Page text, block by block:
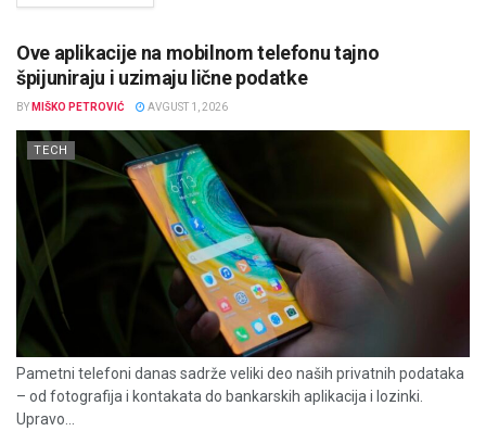
Ove aplikacije na mobilnom telefonu tajno
špijuniraju i uzimaju lične podatke
BY MIŠKO PETROVIĆ AVGUST 1, 2026
TECH
Pametni telefoni danas sadrže veliki deo naših privatnih podataka
– od fotografija i kontakata do bankarskih aplikacija i lozinki.
Upravo...